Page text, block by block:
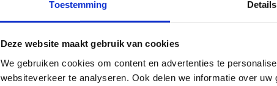
Toestemming Details
Deze website maakt gebruik van cookies
We gebruiken cookies om content en advertenties te
websiteverkeer te analyseren. Ook delen we informatie over